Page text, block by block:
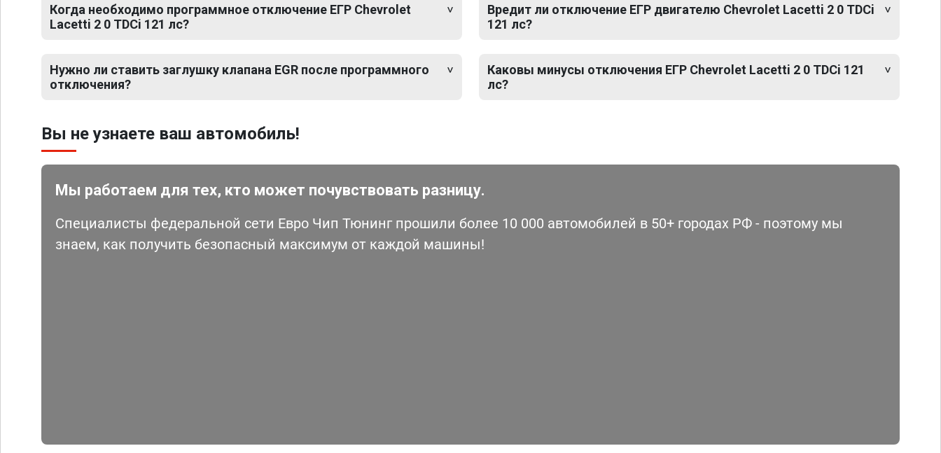
Когда необходимо программное отключение ЕГР Chevrolet
Lacetti 2 0 TDCi 121 лс?
Нужно ли ставить заглушку клапана EGR после программного
отключения?
Вредит ли отключение ЕГР двигателю Chevrolet Lacetti 2 0 TDCi
121 лс?
Каковы минусы отключения ЕГР Chevrolet Lacetti 2 0 TDCi 121
лс?
Вы не узнаете ваш автомобиль!
Мы работаем для тех, кто может почувствовать разницу.
Специалисты федеральной сети Евро Чип Тюнинг прошили более 10 000 автомобилей в 50+ городах РФ - поэтому мы
знаем, как получить безопасный максимум от каждой машины!